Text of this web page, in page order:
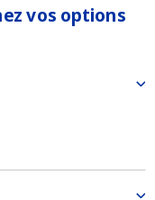
vos options